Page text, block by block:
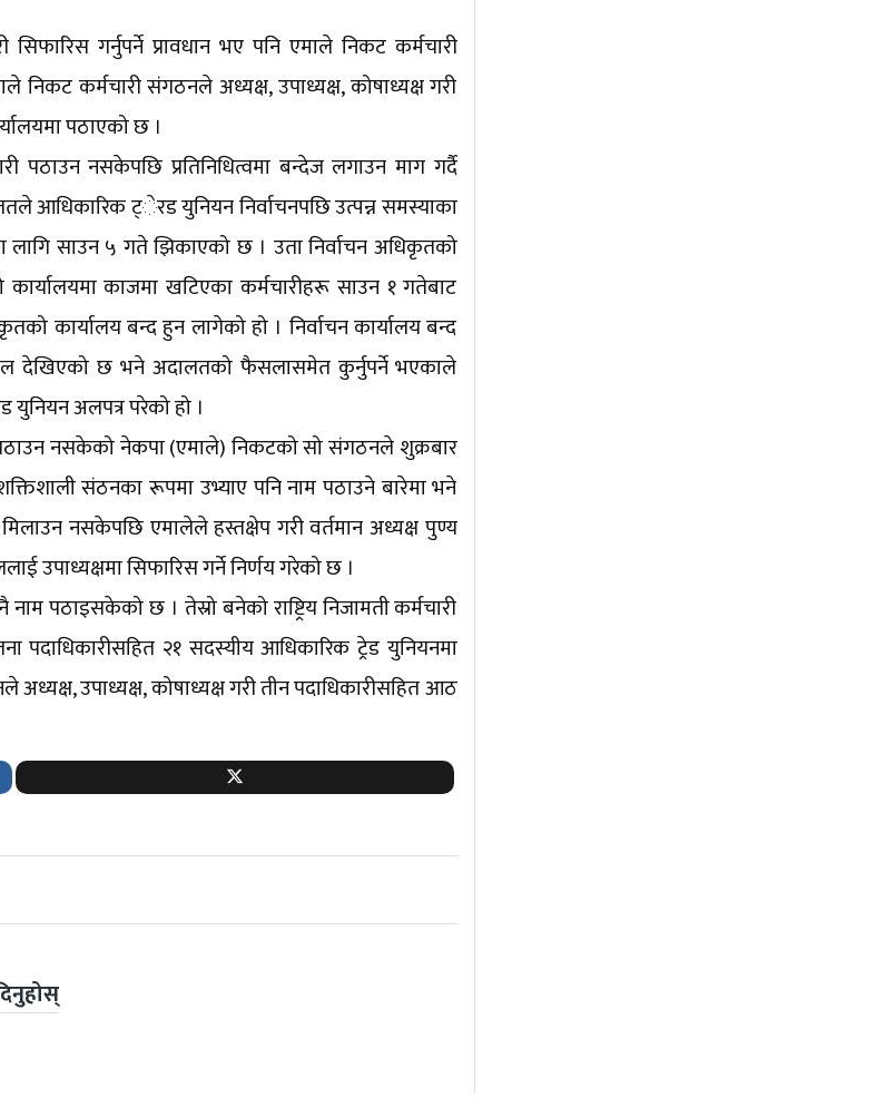
सिफारिस गर्नुपर्ने प्रावधान भए पनि एमाले निकट कर्मचारी
निकट कर्मचारी संगठनले अध्यक्ष, उपाध्यक्ष, कोषाध्यक्ष गरी
पठाएको छ ।
पठाउन नसकेपछि प्रतिनिधित्वमा बन्देज लगाउन माग गर्दै
आधिकारिक ट्ेरड युनियन निर्वाचनपछि उत्पन्न समस्याका
साउन ५ गते झिकाएको छ । उता निर्वाचन अधिकृतको
काजमा खटिएका कर्मचारीहरू साउन १ गतेबाट
कार्यालय बन्द हुन लागेको हो । निर्वाचन कार्यालय बन्द
देखिएको छ भने अदालतको फैसलासमेत कुर्नुपर्ने भएकाले
युनियन अलपत्र परेको हो ।
नसकेको नेकपा (एमाले) निकटको सो संगठनले शुक्रबार
संठनका रूपमा उभ्याए पनि नाम पठाउने बारेमा भने
नसकेपछि एमालेले हस्तक्षेप गरी वर्तमान अध्यक्ष पुण्य
उपाध्यक्षमा सिफारिस गर्ने निर्णय गरेको छ ।
पठाइसकेको छ । तेस्रो बनेको राष्ट्रिय निजामती कर्मचारी
२१ सदस्यीय आधिकारिक ट्रेड युनियनमा
उपाध्यक्ष, कोषाध्यक्ष गरी तीन पदाधिकारीसहित आठ